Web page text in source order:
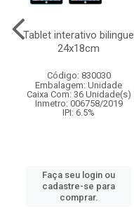
Tablet interativo bilingue
24x18cm
Código: 830030
Embalagem: Unidade
Caixa Com: 36 Unidade(s)
Inmetro: 006758/2019
IPI: 6.5%
Faça seu login ou
cadastre-se para
comprar.